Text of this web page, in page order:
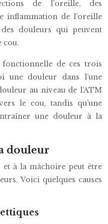
de l’oreille, des
inflammation de l’oreille
douleurs qui peuvent
cou.
de ces trois
une douleur dans l’une
au niveau de l’ATM
le cou, tandis qu’une
une douleur à la
douleur
à la mâchoire peut être
Voici quelques causes